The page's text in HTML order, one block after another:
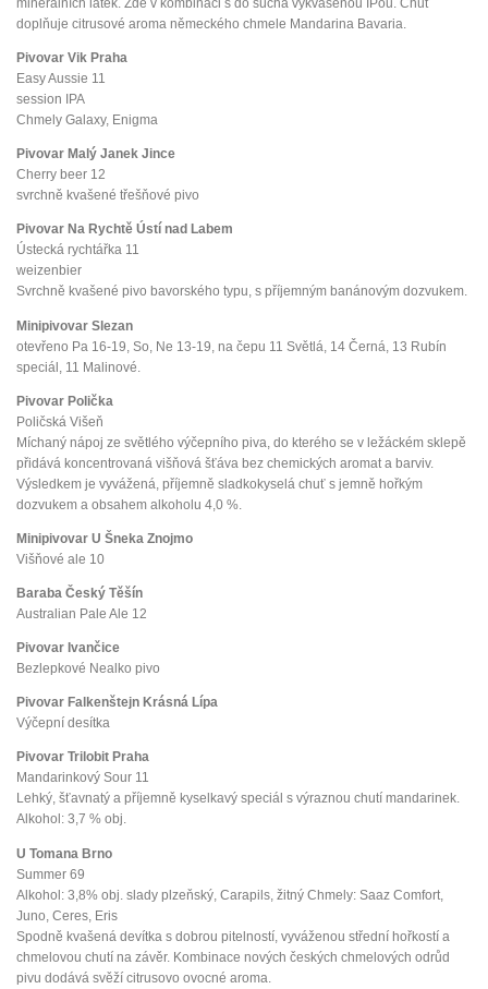
minerálních látek. Zde v kombinaci s do sucha vykvašenou IPou. Chuť
doplňuje citrusové aroma německého chmele Mandarina Bavaria.
Pivovar Vik Praha
Easy Aussie 11
session IPA
Chmely Galaxy, Enigma
Pivovar Malý Janek Jince
Cherry beer 12
svrchně kvašené třešňové pivo
Pivovar Na Rychtě Ústí nad Labem
Ústecká rychtářka 11
weizenbier
Svrchně kvašené pivo bavorského typu, s příjemným banánovým dozvukem.
Minipivovar Slezan
otevřeno Pa 16-19, So, Ne 13-19, na čepu 11 Světlá, 14 Černá, 13 Rubín
speciál, 11 Malinové.
Pivovar Polička
Poličská Višeň
Míchaný nápoj ze světlého výčepního piva, do kterého se v ležáckém sklepě
přidává koncentrovaná višňová šťáva bez chemických aromat a barviv.
Výsledkem je vyvážená, příjemně sladkokyselá chuť s jemně hořkým
dozvukem a obsahem alkoholu 4,0 %.
Minipivovar U Šneka Znojmo
Višňové ale 10
Baraba Český Těšín
Australian Pale Ale 12
Pivovar Ivančice
Bezlepkové Nealko pivo
Pivovar Falkenštejn Krásná Lípa
Výčepní desítka
Pivovar Trilobit Praha
Mandarinkový Sour 11
Lehký, šťavnatý a příjemně kyselkavý speciál s výraznou chutí mandarinek.
Alkohol: 3,7 % obj.
U Tomana Brno
Summer 69
Alkohol: 3,8% obj. slady plzeňský, Carapils, žitný Chmely: Saaz Comfort,
Juno, Ceres, Eris
Spodně kvašená devítka s dobrou pitelností, vyváženou střední hořkostí a
chmelovou chutí na závěr. Kombinace nových českých chmelových odrůd
pivu dodává svěží citrusovo ovocné aroma.